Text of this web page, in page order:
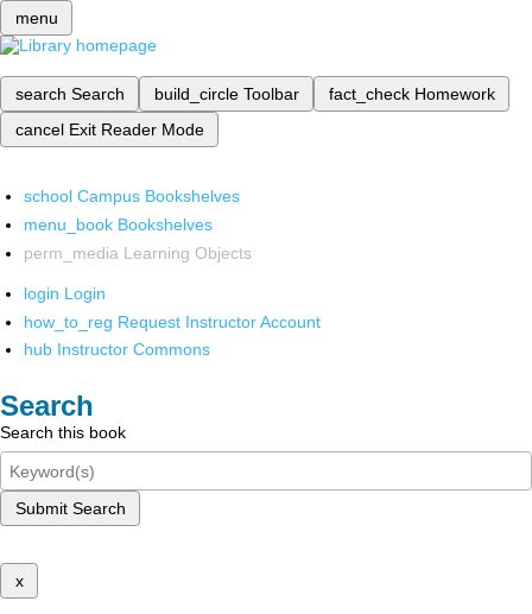
menu
search Search build_circle Toolbar fact_check Homework
cancel Exit Reader Mode
school Campus Bookshelves
menu_book Bookshelves
perm_media Learning Objects
login Login
how_to_reg Request Instructor Account
hub Instructor Commons
Search
Search this book
Submit Search
x